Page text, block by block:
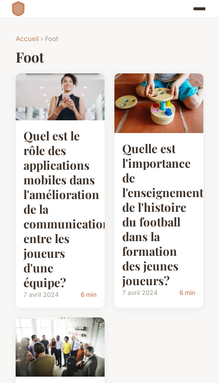
Accueil › Foot
Foot
Quel est le
rôle des
applications
mobiles dans
l'amélioration
de la
communication
entre les
joueurs
d'une
équipe?
7 avril 2024 6 min
Quelle est
l'importance
de
l'enseignement
de l'histoire
du football
dans la
formation
des jeunes
joueurs?
7 avril 2024 6 min